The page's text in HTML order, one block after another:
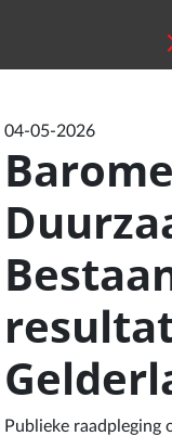
04-05-2026
Publieke raadpleging